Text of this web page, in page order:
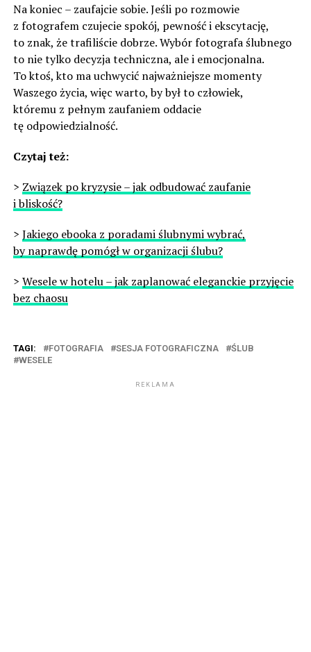
Na koniec – zaufajcie sobie. Jeśli po rozmowie
z fotografem czujecie spokój, pewność i ekscytację,
to znak, że trafiliście dobrze. Wybór fotografa ślubnego
to nie tylko decyzja techniczna, ale i emocjonalna.
To ktoś, kto ma uchwycić najważniejsze momenty
Waszego życia, więc warto, by był to człowiek,
któremu z pełnym zaufaniem oddacie
tę odpowiedzialność.
Czytaj też:
> Związek po kryzysie – jak odbudować zaufanie
i bliskość?
> Jakiego ebooka z poradami ślubnymi wybrać,
by naprawdę pomógł w organizacji ślubu?
> Wesele w hotelu – jak zaplanować eleganckie przyjęcie
bez chaosu
TAGI: FOTOGRAFIA SESJA FOTOGRAFICZNA
ŚLUB
WESELE
REKLAMA